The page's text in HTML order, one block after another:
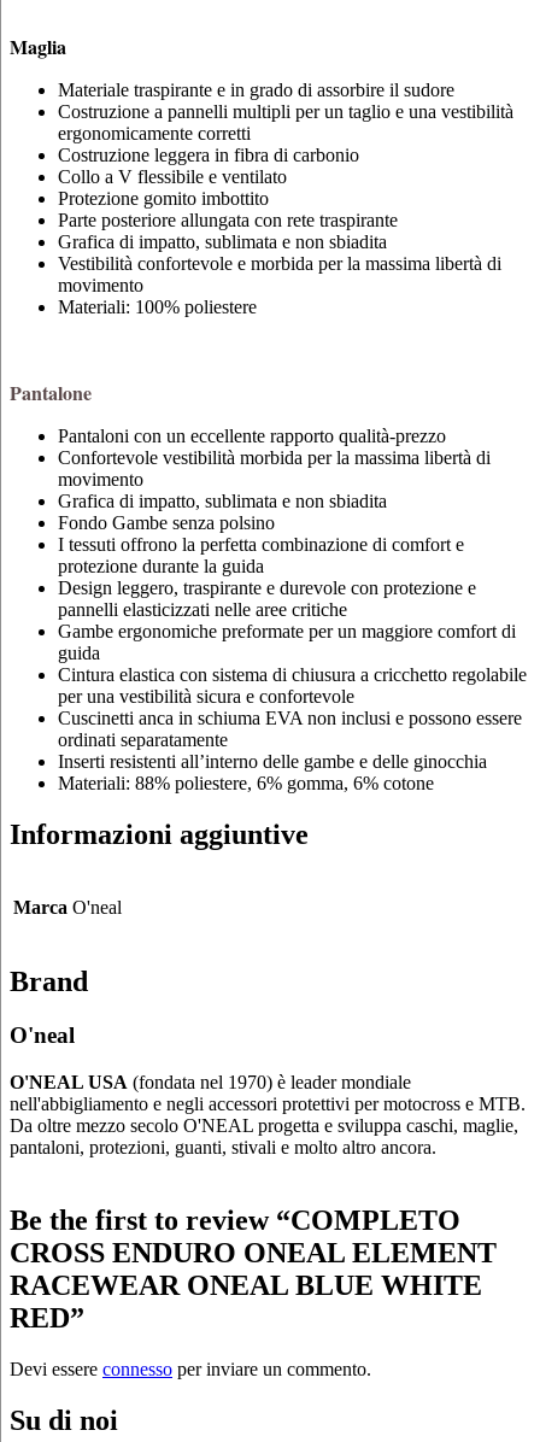
Maglia
Materiale traspirante e in grado di assorbire il sudore
Costruzione a pannelli multipli per un taglio e una vestibilità
ergonomicamente corretti
Costruzione leggera in fibra di carbonio
Collo a V flessibile e ventilato
Protezione gomito imbottito
Parte posteriore allungata con rete traspirante
Grafica di impatto, sublimata e non sbiadita
Vestibilità confortevole e morbida per la massima libertà di
movimento
Materiali: 100% poliestere
Pantalone
Pantaloni con un eccellente rapporto qualità-prezzo
Confortevole vestibilità morbida per la massima libertà di
movimento
Grafica di impatto, sublimata e non sbiadita
Fondo Gambe senza polsino
I tessuti offrono la perfetta combinazione di comfort e
protezione durante la guida
Design leggero, traspirante e durevole con protezione e
pannelli elasticizzati nelle aree critiche
Gambe ergonomiche preformate per un maggiore comfort di
guida
Cintura elastica con sistema di chiusura a cricchetto regolabile
per una vestibilità sicura e confortevole
Cuscinetti anca in schiuma EVA non inclusi e possono essere
ordinati separatamente
Inserti resistenti all’interno delle gambe e delle ginocchia
Materiali: 88% poliestere, 6% gomma, 6% cotone
Informazioni aggiuntive
Marca O'neal
Brand
O'neal
O'NEAL USA (fondata nel 1970) è leader mondiale
nell'abbigliamento e negli accessori protettivi per motocross e MTB.
Da oltre mezzo secolo O'NEAL progetta e sviluppa caschi, maglie,
pantaloni, protezioni, guanti, stivali e molto altro ancora.
Be the first to review “COMPLETO
CROSS ENDURO ONEAL ELEMENT
RACEWEAR ONEAL BLUE WHITE
RED”
Devi essere connesso per inviare un commento.
Su di noi